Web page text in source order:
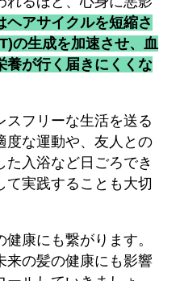
ヘアサイクルを短縮さ
の生成を加速させ、血
養が行く届きにくくな
スフリーな生活を送る
度な運動や、友人との
入浴など日ごろでき
て実践することも大切
康にも繋がります。
来の髪の健康にも影響